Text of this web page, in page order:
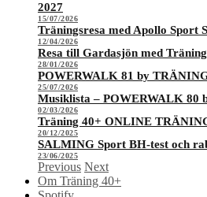
2027
15/07/2026
Träningsresa med Apollo Sport
12/04/2026
Resa till Gardasjön med
28/01/2026
POWERWALK 81 by
25/07/2026
Musiklista – POWERWALK 80
02/03/2026
Träning 40+ ONLINE
20/12/2025
SALMING Sport BH-test och
23/06/2025
Previous Next
Om Träning 40+